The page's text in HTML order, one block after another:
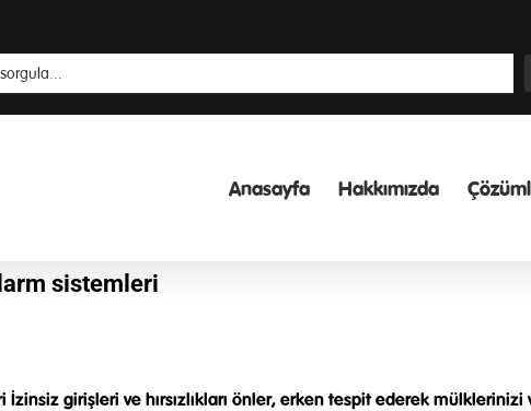
Anasayfa Hakkımızda
sistemleri
İzinsiz girişleri ve hırsızlıkları önler, erken tespit ederek